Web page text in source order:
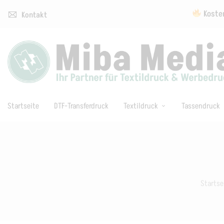
Kontakt
Startseite DTF-Transferdruck Textildruck Tassendruck